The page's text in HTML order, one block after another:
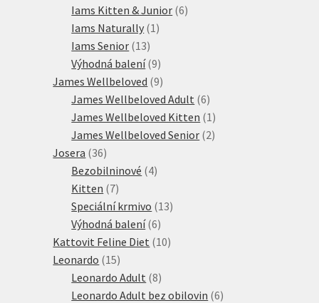
produkty
Iams Kitten & Junior 66
Iams Naturally 1 1
Iams Senior 1313
produktů
Výhodná balení 99
produktů
James Wellbeloved 99
produktů
James Wellbeloved Adult 66
produktů
James Wellbeloved Kitten 1 1
produkt
James Wellbeloved Senior 22
Josera 3636
produktů
Bezobilninové 44
Kitten 77
produktů
Speciální krmivo 1313
Výhodná balení 66
produktů
Kattovit Feline Diet 1010
Leonardo 1515
produktů
Leonardo Adult 88
produktů
Leonardo Adult bez obilovin 66